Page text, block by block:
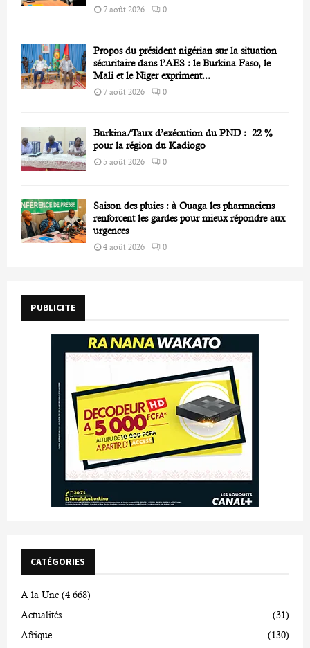
7 août 2026 0
Propos du président nigérian sur la situation
sécuritaire dans l’AES : le Burkina Faso, le
Mali et le Niger expriment...
7 août 2026 0
Burkina/Taux d’exécution du PND : 22 %
pour la région du Kadiogo
5 août 2026 0
Saison des pluies : à Ouaga les pharmaciens
renforcent les gardes pour mieux répondre aux
urgences
4 août 2026 0
PUBLICITE
CATÉGORIES
A la Une (4 668)
Actualités
(31)
Afrique
(130)